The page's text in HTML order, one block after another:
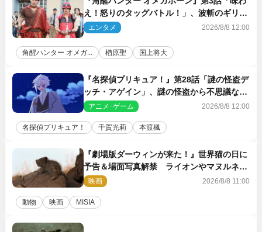
え！怒りのタッグバトル！」、波斬のギリコ
がハンターバトルを挑んできた！
エンタメ 2026/8/8 12:00
角醒ハンター オメガ... 楢原聖 国上将大
『名探偵プリキュア！』第28話「謎の怪盗デ
ッチ・アゲイン」、謎の怪盗から不思議な予
告状が届く
アニメ･ゲーム 2026/8/8 12:00
名探偵プリキュア！ 千賀光莉 本渡楓
『劇場版ダーウィンが来た！』世界猫の日に
予告＆場面写真解禁 ライオンやマヌルネコ
の赤ちゃんが大集合
映画 2026/8/8 11:00
動物 映画 MISIA